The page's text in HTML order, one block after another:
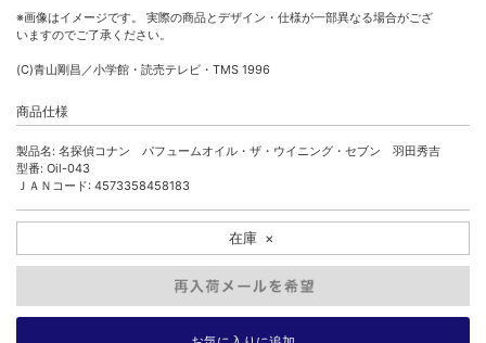
※画像はイメージです。 実際の商品とデザイン・仕様が一部異なる場合がござ
いますのでご了承ください。
(C)青山剛昌／小学館・読売テレビ・TMS 1996
商品仕様
製品名: 名探偵コナン パフュームオイル・ザ・ウイニング・セブン 羽田秀吉
型番: Oil-043
ＪＡＮコード: 4573358458183
在庫 ×